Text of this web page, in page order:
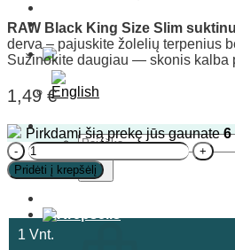
Kontaktai
Ieškoti:
RAW Black King Size Slim
derva – pajuskite žolelių terpenius
Sužinokite daugiau — skonis kalba
1,49 €
Pirkdami šią prekę jūs gaunate6
produkto
kiekis:
RAW
Kingsize
Black
Popieriukai
Pridėti į krepšėlį
1 Vnt.